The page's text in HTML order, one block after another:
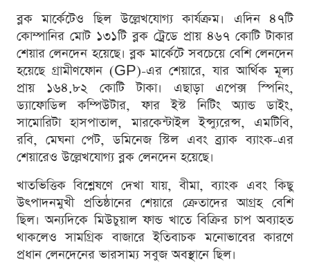
ব্লক মার্কেটেও ছিল উল্লেখযোগ্য কার্যক্রম। এদিন ৪৭টি
কোম্পানির মোট ১৩১টি ব্লক ট্রেডে প্রায় ৪৬৭ কোটি টাকার
শেয়ার লেনদেন হয়েছে। ব্লক মার্কেটে সবচেয়ে বেশি লেনদেন
হয়েছে গ্রামীণফোন (GP)-এর শেয়ারে, যার আর্থিক মূল্য
প্রায় ১৬৪.৮২ কোটি টাকা। এছাড়া এপেক্স স্পিনিং,
ড্যাফোডিল কম্পিউটার, ফার ইস্ট নিটিং অ্যান্ড ডাইং,
সামোরিটা হাসপাতাল, মারকেন্টাইল ইন্স্যুরেন্স, এমটিবি,
রবি, মেঘনা পেট, ডমিনেজ স্টিল এবং ব্র্যাক ব্যাংক-এর
শেয়ারেও উল্লেখযোগ্য ব্লক লেনদেন হয়েছে।
খাতভিত্তিক বিশ্লেষণে দেখা যায়, বীমা, ব্যাংক এবং কিছু
উৎপাদনমুখী প্রতিষ্ঠানের শেয়ারে ক্রেতাদের আগ্রহ বেশি
ছিল। অন্যদিকে মিউচুয়াল ফান্ড খাতে বিক্রির চাপ অব্যাহত
থাকলেও সামগ্রিক বাজারে ইতিবাচক মনোভাবের কারণে
প্রধান লেনদেনের ভারসাম্য সবুজ অবস্থানে ছিল।